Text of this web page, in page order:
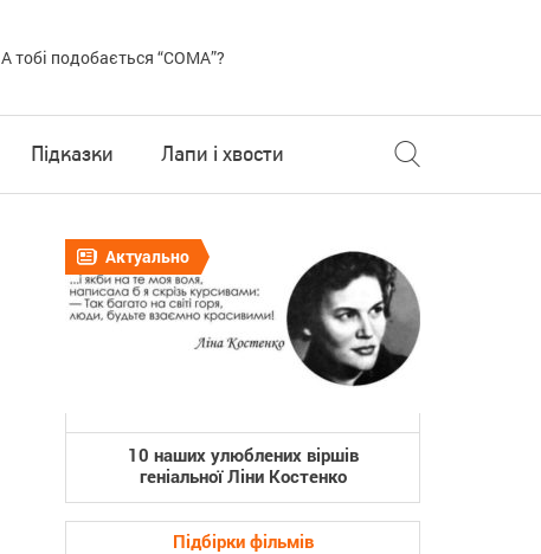
А тобі подобається “COMA”?
Підказки Лапи і хвости
Актуально
10 наших улюблених віршів
геніальної Ліни Костенко
Підбірки фільмів